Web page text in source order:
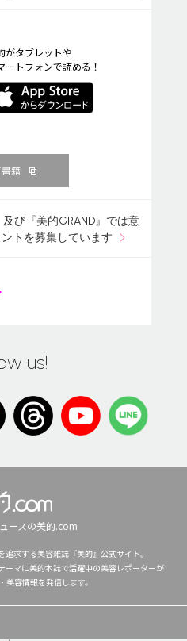
がタブレットや
ートフォンで読める！
籍
及び『美的GRAND』では意
トを募集しています
us!
ースの美的.com
追求する美容雑誌『美的』公式サイト。
ーマに美的本誌で活躍中の美容レポーターが
美容情報を発信します。